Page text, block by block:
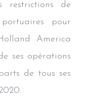
restrictions de
pour
America
ses opérations
de tous ses